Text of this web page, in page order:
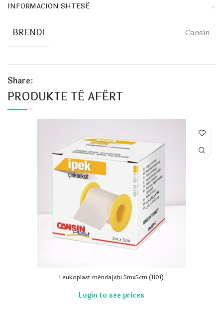
INFORMACION SHTESË
BRENDI Cansin
Share:
PRODUKTE TË AFËRT
Leukoplast mëndafshi 5mx5cm (1101)